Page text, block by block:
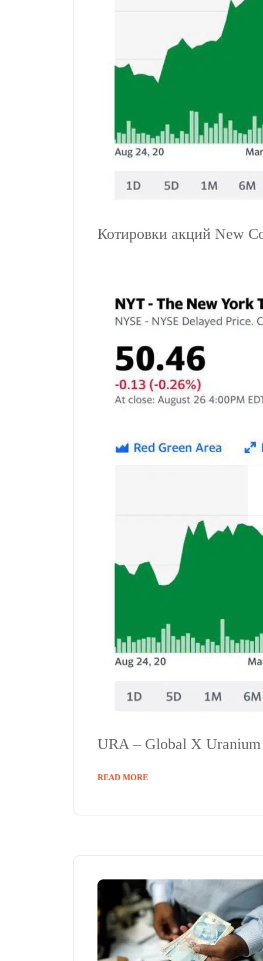
Котировки акций New
URA – Global X
READ MORE